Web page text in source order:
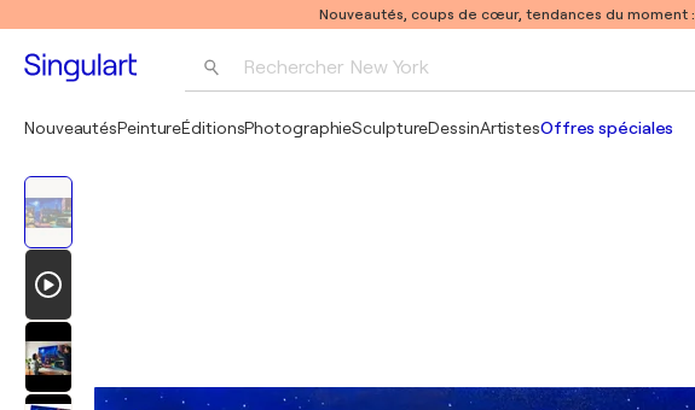
Nouveautés, coups de cœur, tendances du moment :
Rechercher New York
NouveautésPeintureÉditionsPhotographieSculptureDessinArtistesOffres spéciales